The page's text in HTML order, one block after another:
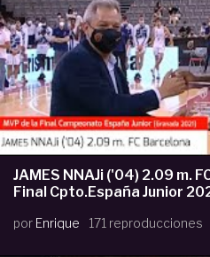
JAMES NNAJi ('04) 2.09 m.
Final Cpto.España Junior
por Enrique 171 reproducciones